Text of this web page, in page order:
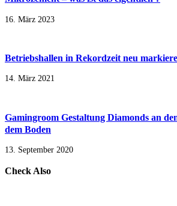
16. März 2023
Betriebshallen in Rekordzeit neu
14. März 2021
Gamingroom Gestaltung Diamonds an
dem Boden
13. September 2020
Check Also